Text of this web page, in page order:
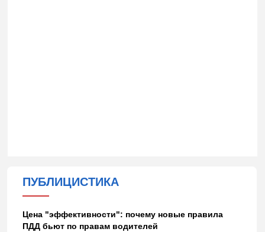
ПУБЛИЦИСТИКА
Цена "эффективности": почему новые правила
ПДД бьют по правам водителей